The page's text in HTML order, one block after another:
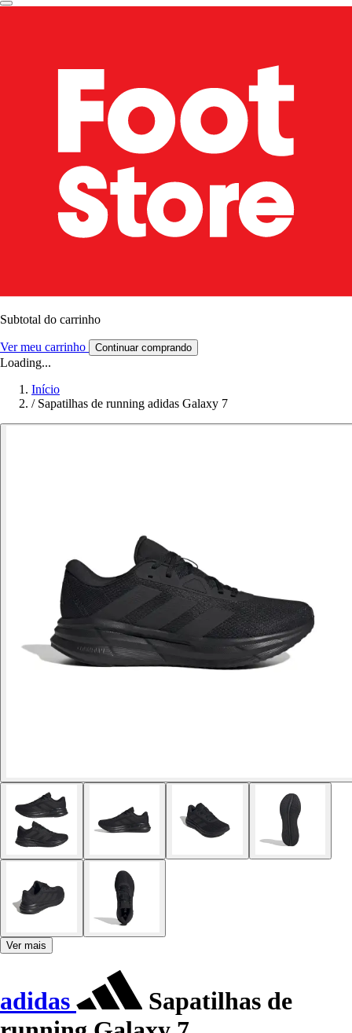
Subtotal do carrinho
Ver meu carrinho Continuar comprando
Loading...
Início
/ Sapatilhas de running adidas Galaxy 7
Ver mais
adidas
Sapatilhas de